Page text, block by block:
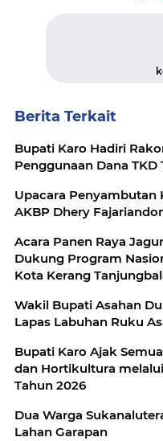
Berita Terkait
Bupati Karo Hadiri
Penggunaan Dana
Upacara Penyambutan
AKBP Dhery
Acara Panen Raya
Dukung Program
Kota Kerang
Wakil Bupati Asahan
Lapas Labuhan Ruku
Bupati Karo Ajak
dan Hortikultura
Tahun 2026
Dua Warga
Lahan Garapan